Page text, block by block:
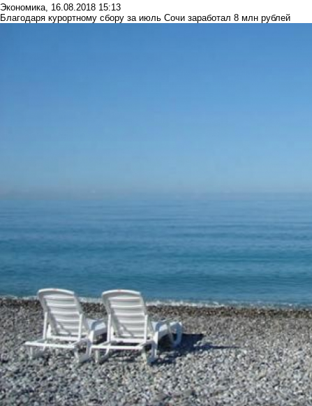
Экономика, 16.08.2018 15:13
Благодаря курортному сбору за июль Сочи заработал 8 млн рублей